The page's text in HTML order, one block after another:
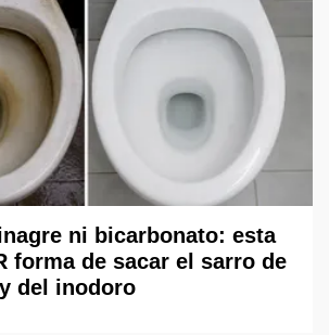
ni bicarbonato: esta
forma de sacar el sarro de
del inodoro